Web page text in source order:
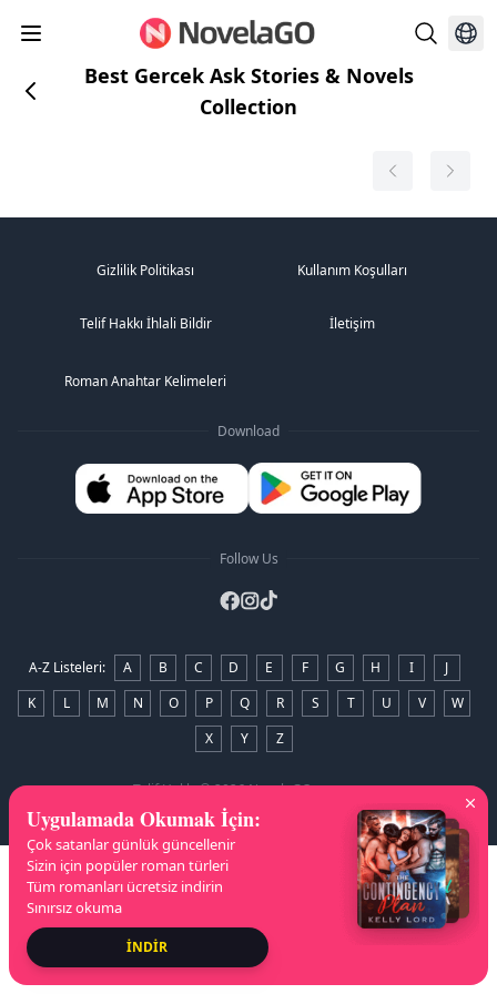
Best Gercek Ask Stories & Novels
Collection
Gizlilik Politikası Kullanım Koşulları
Telif Hakkı İhlali Bildir İletişim
Roman Anahtar Kelimeleri
Download
Follow Us
A-Z Listeleri: A B C D E F G H I
J
K
L M N O P Q R S T U V
W
X
Y Z
Telif Hakkı© 2026 NovelaGO
Uygulamada Okumak İçin:
Çok satanlar günlük güncellenir
Sizin için popüler roman türleri
Tüm romanları ücretsiz indirin
Sınırsız okuma
İNDİR